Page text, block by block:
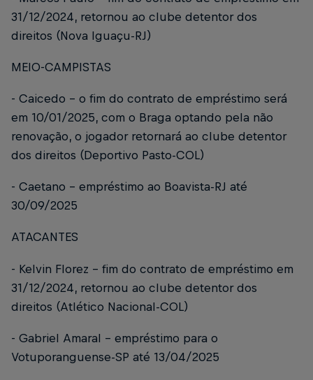
31/12/2024, retornou ao clube detentor dos
direitos (Nova Iguaçu-RJ)
MEIO-CAMPISTAS
- Caicedo – o fim do contrato de empréstimo será
em 10/01/2025, com o Braga optando pela não
renovação, o jogador retornará ao clube detentor
dos direitos (Deportivo Pasto-COL)
- Caetano – empréstimo ao Boavista-RJ até
30/09/2025
ATACANTES
- Kelvin Florez – fim do contrato de empréstimo em
31/12/2024, retornou ao clube detentor dos
direitos (Atlético Nacional-COL)
- Gabriel Amaral – empréstimo para o
Votuporanguense-SP até 13/04/2025